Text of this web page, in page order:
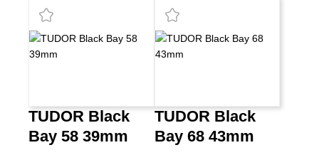
TUDOR Black
Bay 58 39mm
TUDOR Black
Bay 68 43mm